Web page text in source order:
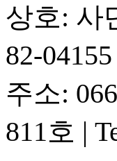
상호: 사
82-04155
주소:
811호 |